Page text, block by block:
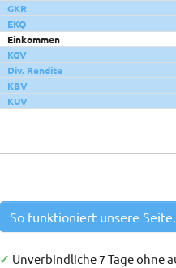
GKR
EKQ
Einkommen
KGV
Div. Rendite
KBV
KUV
So funktioniert unsere
✓ Unverbindliche 7 Tage ohne